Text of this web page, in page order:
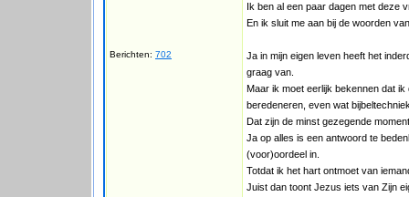
Berichten: 702
Ik ben al een paar dagen met deze
En ik sluit me aan bij de woorden
Ja in mijn eigen leven heeft het
graag van.
Maar ik moet eerlijk bekennen dat
beredeneren, even wat
Dat zijn de minst gezegende
Ja op alles is een antwoord te
(voor)oordeel in.
Totdat ik het hart ontmoet van
Juist dan toont Jezus iets van Zijn